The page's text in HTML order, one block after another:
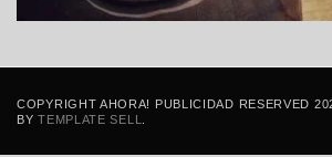
COPYRIGHT AHORA! PUBLICIDAD RESERVED
BYTEMPLATE SELL.